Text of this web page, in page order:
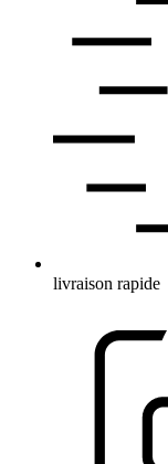
livraison rapide